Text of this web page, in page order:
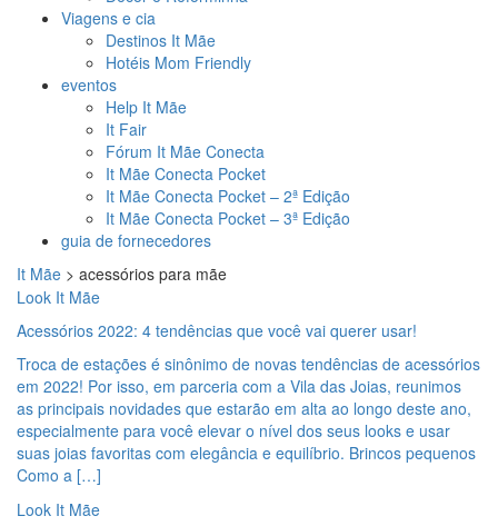
Viagens e cia
Destinos It Mãe
Hotéis Mom Friendly
eventos
Help It Mãe
It Fair
Fórum It Mãe Conecta
It Mãe Conecta Pocket
It Mãe Conecta Pocket – 2ª Edição
It Mãe Conecta Pocket – 3ª Edição
guia de fornecedores
It Mãe > acessórios para mãe
Look It Mãe
Acessórios 2022: 4 tendências que você vai querer usar!
Troca de estações é sinônimo de novas tendências de acessórios
em 2022! Por isso, em parceria com a Vila das Joias, reunimos
as principais novidades que estarão em alta ao longo deste ano,
especialmente para você elevar o nível dos seus looks e usar
suas joias favoritas com elegância e equilíbrio. Brincos pequenos
Como a […]
Look It Mãe